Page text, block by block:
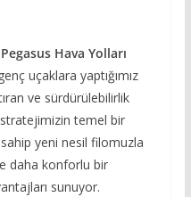
Pegasus Hava Yolları
uçaklara yaptığımız
ve sürdürülebilirlik
temel bir
yeni nesil filomuzla
daha konforlu bir
sunuyor.